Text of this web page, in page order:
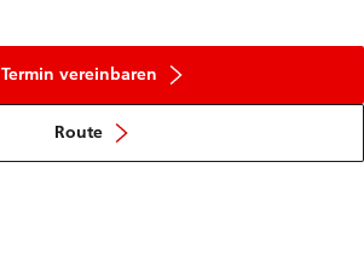
Termin vereinbaren
Route